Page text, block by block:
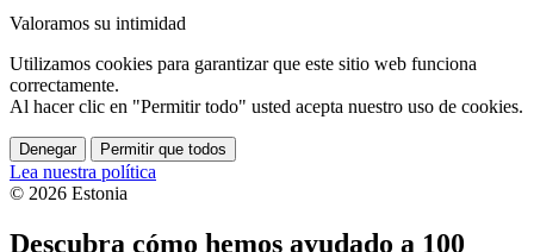
Valoramos su intimidad
Utilizamos cookies para garantizar que este sitio web funciona
correctamente.
Al hacer clic en "Permitir todo" usted acepta nuestro uso de cookies.
Denegar Permitir que todos
Lea nuestra política
© 2026 Estonia
Descubra cómo hemos ayudado a 100